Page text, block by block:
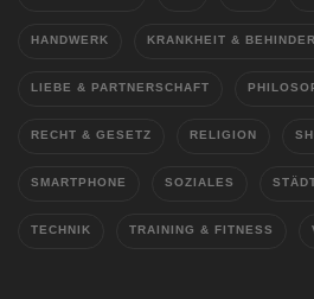
HANDWERK KRANKHEIT &
LIEBE & PARTNERSCHAFT
RECHT & GESETZ RELIGION
SMARTPHONE SOZIALES
TECHNIK TRAINING & FITNESS